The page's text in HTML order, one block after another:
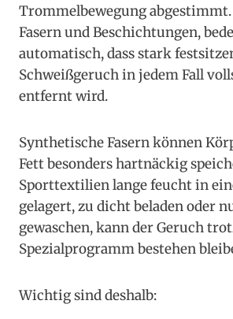
Trommelbewegung
Fasern und Beschichtungen,
automatisch, dass stark
Schweißgeruch in jedem Fall
entfernt wird.
Synthetische Fasern können
Fett besonders hartnäckig
Sporttextilien lange feucht in
gelagert, zu dicht beladen oder
gewaschen, kann der Geruch
Spezialprogramm bestehen
Wichtig sind deshalb: